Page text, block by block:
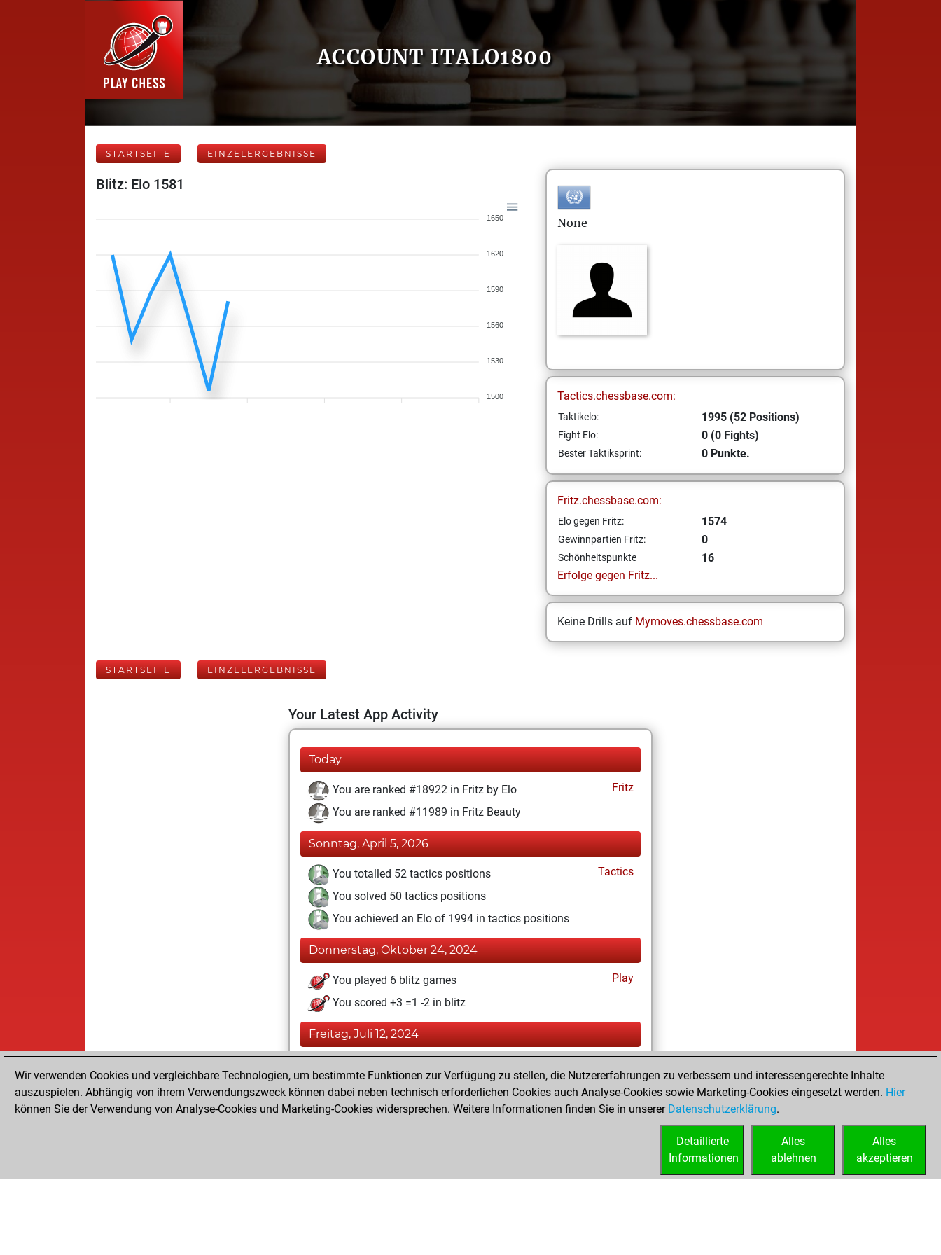
ACCOUNT ITALO1800
STARTSEITE EINZELERGEBNISSE
Blitz: Elo 1581
1650
1620
1590
1560
1530
1500
None
Tactics.chessbase.com:
Taktikelo: 1995 (52 Positions)
Fight Elo: 0 (0 Fights)
Bester Taktiksprint: 0 Punkte.
Fritz.chessbase.com:
Elo gegen Fritz: 1574
Gewinnpartien Fritz: 0
Schönheitspunkte
16
Erfolge gegen Fritz...
Keine Drills auf Mymoves.chessbase.com
STARTSEITE EINZELERGEBNISSE
Your Latest App Activity
Today
You are ranked #18922 in Fritz by Elo
Fritz
You are ranked #11989 in Fritz Beauty
Sonntag, April 5, 2026
You totalled 52 tactics positions
Tactics
You solved 50 tactics positions
You achieved an Elo of 1994 in tactics positions
Donnerstag, Oktober 24, 2024
You played 6 blitz games
Play
You scored +3 =1 -2 in blitz
Freitag, Juli 12, 2024
You achieved a new Elo of 1574
You created your Fritz account
Wir verwenden Cookies und vergleichbare Technologien, um bestimmte Funktionen zur Verfügung zu stellen, die Nutzererfahrungen zu verbessern und interessengerechte Inhalte
auszuspielen. Abhängig von ihrem Verwendungszweck können dabei neben technisch erforderlichen Cookies auch Analyse-Cookies sowie Marketing-Cookies eingesetzt werden. Hier
können Sie der Verwendung von Analyse-Cookies und Marketing-Cookies widersprechen. Weitere Informationen finden Sie in unserer Datenschutzerklärung.
Alles
akzeptieren
Alles
ablehnen
Detaillierte
Informationen